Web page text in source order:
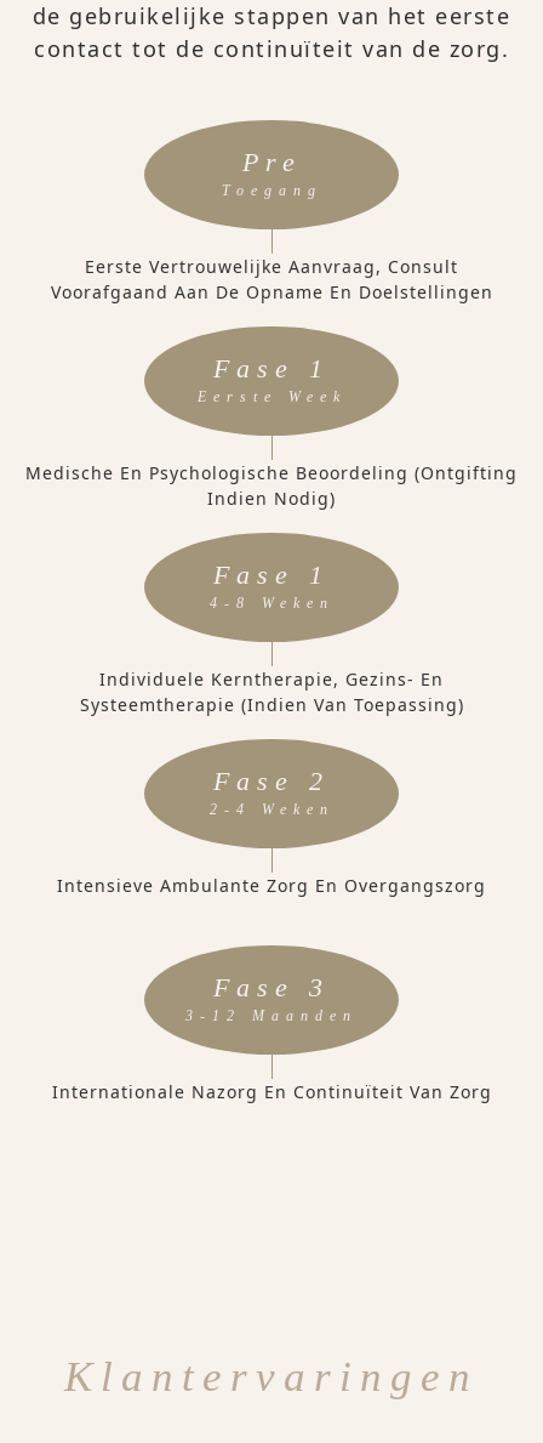
de gebruikelijke stappen van het eerste
contact tot de continuïteit van de zorg.
Pre
Toegang
Eerste Vertrouwelijke Aanvraag, Consult
Voorafgaand Aan De Opname En Doelstellingen
Fase 1
Eerste Week
Medische En Psychologische Beoordeling (ontgifting
Indien Nodig)
Fase 1
4-8 Weken
Individuele Kerntherapie, Gezins- En
Systeemtherapie (indien Van Toepassing)
Fase 2
2-4 Weken
Intensieve Ambulante Zorg En Overgangszorg
Fase 3
3-12 Maanden
Internationale Nazorg En Continuïteit Van Zorg
Klantervaringen